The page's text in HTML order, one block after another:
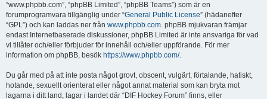
“www.phpbb.com”, “phpBB Limited”, “phpBB Teams”) som är en
forumprogramvara tillgänglig under “General Public License” (hädanefter
“GPL”) och kan laddas ner från www.phpbb.com. phpBB mjukvaran främjar
endast Internetbaserade diskussioner, phpBB Limited är inte ansvariga för vad
vi tillåter och/eller förbjuder för innehåll och/eller uppförande. För mer
information om phpBB, besök https://www.phpbb.com/.
Du går med på att inte posta något grovt, obscent, vulgärt, förtalande, hatiskt,
hotande, sexuellt orienterat eller något annat material som kan bryta mot
lagarna i ditt land, lagar i landet där “DIF Hockey Forum” finns, eller